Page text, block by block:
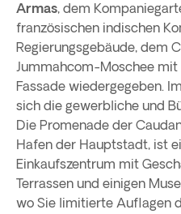
Armas, dem
französischen indischen
Regierungsgebäude, dem
Jummahcom-Moschee
Fassade wiedergegeben.
sich die gewerbliche und
Die Promenade der
Hafen der Hauptstadt, ist
Einkaufszentrum mit
Terrassen und einigen
wo Sie limitierte Auflagen